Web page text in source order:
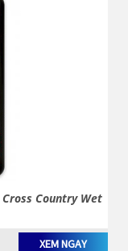
Cross Country Wet
XEM NGAY